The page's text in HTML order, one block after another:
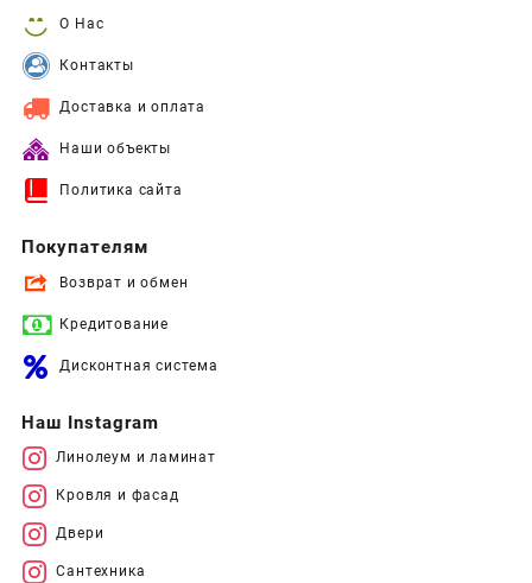
О Нас
Контакты
Доставка и оплата
Наши объекты
Политика сайта
Покупателям
Возврат и обмен
Кредитование
Дисконтная система
Наш Instagram
Линолеум и ламинат
Кровля и фасад
Двери
Сантехника